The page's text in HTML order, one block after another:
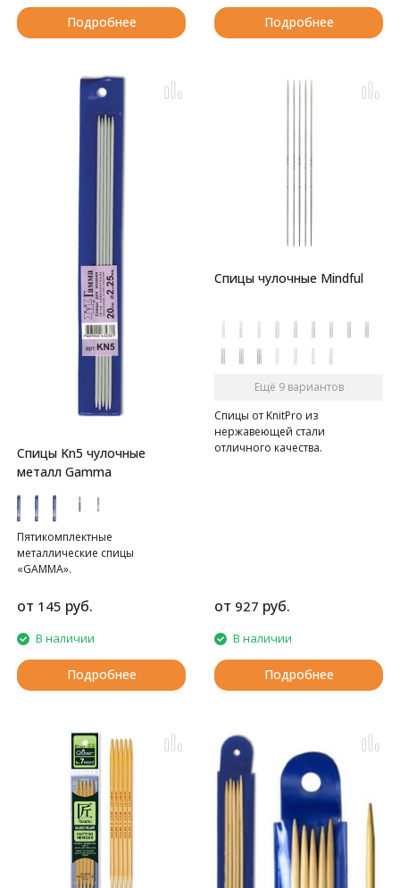
Подробнее
получаются безупречно
гладкие, легкие, удобные в
Подробнее
Спицы Kn5 чулочные
металл Gamma
Пятикомплектные
металлические спицы
«GAMMA».
от 145 руб.
В наличии
Подробнее
Спицы чулочные Mindful
Ещё 9 вариантов
Спицы от KnitPro из
нержавеющей стали
отличного качества.
от 927 руб.
В наличии
Подробнее